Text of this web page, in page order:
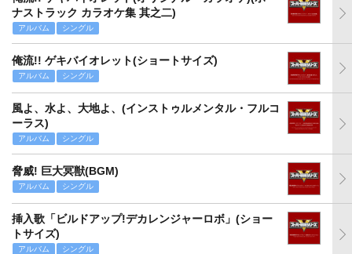
ナストラック カラオケ集 其之二)
アルバム シングル
俺流!! ゲキバイオレット(ショートサイズ)
アルバム シングル
風よ、水よ、大地よ、(インストゥルメンタル・フルコ
ーラス)
アルバム シングル
脅威! 巨大冥獣(BGM)
アルバム シングル
挿入歌「ビルドアップ!デカレンジャーロボ」(ショー
トサイズ)
アルバム シングル